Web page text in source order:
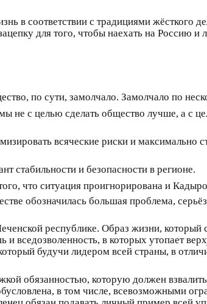
в соответствии с традициями жёсткого
для того, чтобы наехать на Россию и
по сути, замолчало. Замолчало по
с целью сделать общество лучше, а с
всяческие риски и максимально
стабильности и безопасности в регионе.
что ситуация проигнорирована и
обозначилась большая проблема,
республике. Образ жизни, который
вседозволенность, в которых утопает
будучи лидером всей страны, в
обязанностью, которую должен
в том числе, всевозможными